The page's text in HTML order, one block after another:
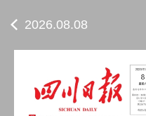
2026.08.08